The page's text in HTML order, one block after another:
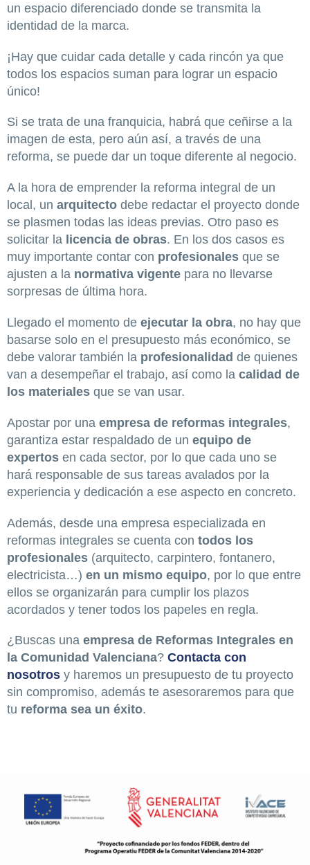
un espacio diferenciado donde se transmita la
identidad de la marca.
¡Hay que cuidar cada detalle y cada rincón ya que
todos los espacios suman para lograr un espacio
único!
Si se trata de una franquicia, habrá que ceñirse a la
imagen de esta, pero aún así, a través de una
reforma, se puede dar un toque diferente al negocio.
A la hora de emprender la reforma integral de un
local, un arquitecto debe redactar el proyecto donde
se plasmen todas las ideas previas. Otro paso es
solicitar la licencia de obras. En los dos casos es
muy importante contar con profesionales que se
ajusten a la normativa vigente para no llevarse
sorpresas de última hora.
Llegado el momento de ejecutar la obra, no hay que
basarse solo en el presupuesto más económico, se
debe valorar también la profesionalidad de quienes
van a desempeñar el trabajo, así como la calidad de
los materiales que se van usar.
Apostar por una empresa de reformas integrales,
garantiza estar respaldado de un equipo de
expertos en cada sector, por lo que cada uno se
hará responsable de sus tareas avalados por la
experiencia y dedicación a ese aspecto en concreto.
Además, desde una empresa especializada en
reformas integrales se cuenta con todos los
profesionales (arquitecto, carpintero, fontanero,
electricista…) en un mismo equipo, por lo que entre
ellos se organizarán para cumplir los plazos
acordados y tener todos los papeles en regla.
¿Buscas una empresa de Reformas Integrales en
la Comunidad Valenciana? Contacta con
nosotros y haremos un presupuesto de tu proyecto
sin compromiso, además te asesoraremos para que
tu reforma sea un éxito.